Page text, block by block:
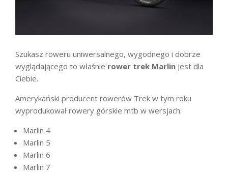
Szukasz roweru uniwersalnego, wygodnego i dobrze
wyglądającego to właśnie rower trek Marlin jest dla
Ciebie.
Amerykański producent rowerów Trek w tym roku
wyprodukował rowery górskie mtb w wersjach:
Marlin 4
Marlin 5
Marlin 6
Marlin 7